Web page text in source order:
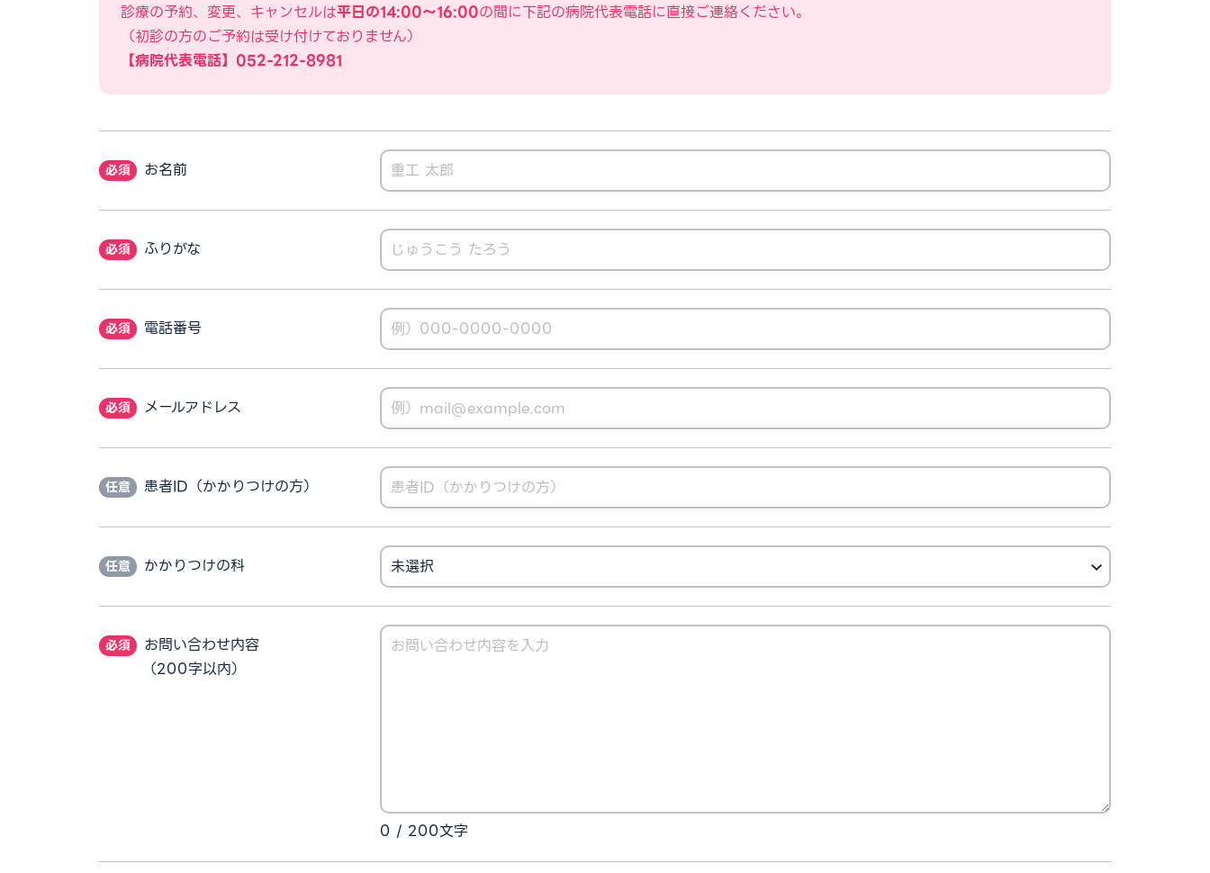
診療の予約、変更、キャンセルは平日の14:00〜16:00の間に下記の病院代表電話に直接ご連絡ください。
（初診の方のご予約は受け付けておりません）
【病院代表電話】052-212-8981
お名前
ふりがな
電話番号
メールアドレス
患者ID（かかりつけの方）
かかりつけの科
お問い合わせ内容
（200字以内）
0 / 200文字